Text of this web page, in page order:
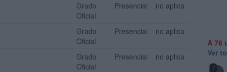
Grado
Oficial
Presencial no aplica
Grado
Oficial
Presencial no aplica
Grado
Oficial
Presencial no aplica
A 76
Ver